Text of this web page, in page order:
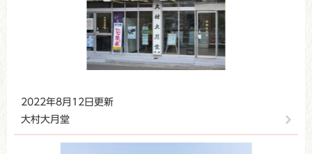
2022年8月12日更新
大村大月堂